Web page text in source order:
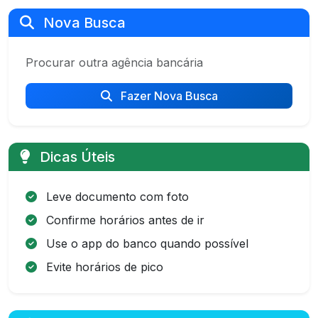
Nova Busca
Procurar outra agência bancária
Fazer Nova Busca
Dicas Úteis
Leve documento com foto
Confirme horários antes de ir
Use o app do banco quando possível
Evite horários de pico